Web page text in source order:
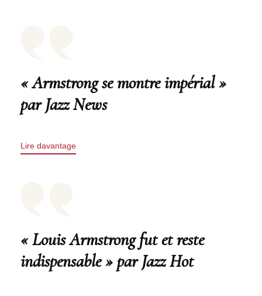
« Armstrong se montre impérial »
par Jazz News
Lire davantage
« Louis Armstrong fut et reste
indispensable » par Jazz Hot